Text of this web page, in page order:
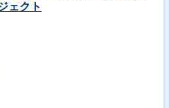
ェクト